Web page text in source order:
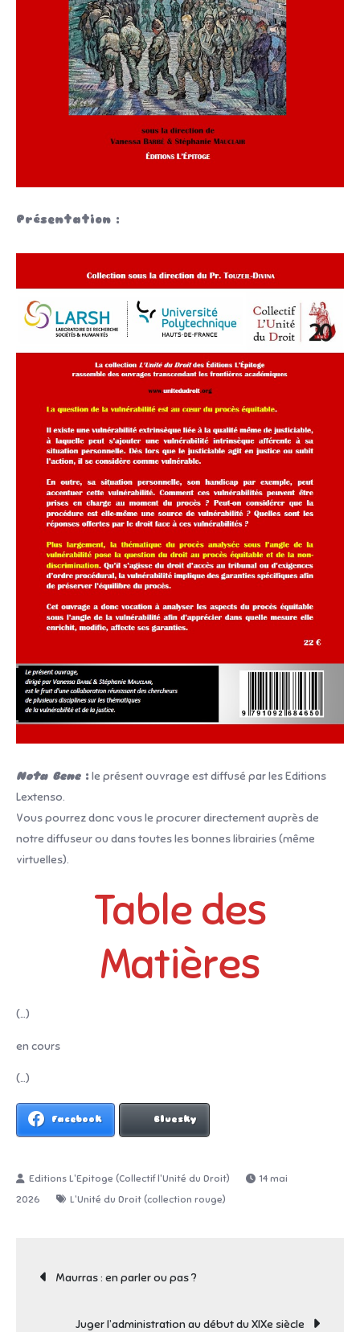
Présentation :
Nota Bene: le présent ouvrage est diffusé par les Editions
Lextenso.
Vous pourrez donc vous le procurer directement auprès de
notre diffuseur ou dans toutes les bonnes librairies (même
virtuelles).
Table des
Matières
(…)
en cours
(…)
Facebook Bluesky
14 mai
2026
L'Unité du Droit (collection rouge)
Navigation
de
Maurras : en parler ou pas ?
Juger l’administration au début du XIXe siècle